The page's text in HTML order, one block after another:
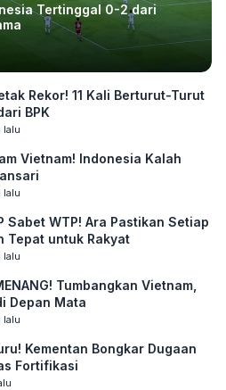
Tertinggal 0-2 dari
Rekor! 11 Kali Berturut-Turut
BPK
lalu
Vietnam! Indonesia Kalah
lalu
Sabet WTP! Ara Pastikan Setiap
Tepat untuk Rakyat
lalu
Tumbangkan Vietnam,
Depan Mata
lalu
Kementan Bongkar Dugaan
Fortifikasi